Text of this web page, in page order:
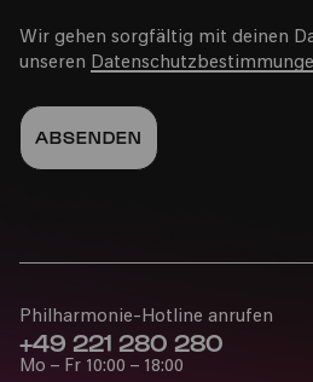
Wir gehen sorgfältig mit deinen
unseren
Philharmonie-Hotline anrufen
+49 221 280 280
Mo – Fr 10:00 – 18:00